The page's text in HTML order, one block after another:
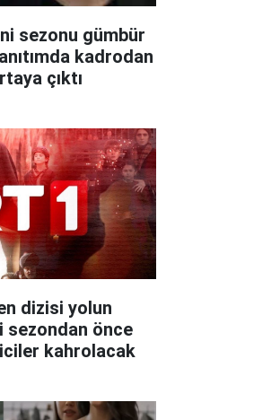
sezonu gümbür
kadrodan
çıktı
dizisi yolun
sezondan önce
kahrolacak